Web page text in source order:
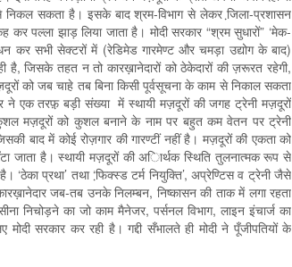
सकता है। इसके बाद श्रम-विभाग से लेकर जि़ला-प्रशासन
पल्ला झाड़ लिया जाता है। मोदी सरकार “श्रम सुधारों” ‘मेक-
कर सभी सेक्टरों में (रेडिमेड गारमेण्ट और चमड़ा उद्योग के बाद)
है, जिसके तहत न तो कारख़ानेदारों को ठेकेदारों की ज़रूरत रहेगी,
को जब चाहे तब बिना किसी पूर्वसूचना के काम से निकाल सकता
ने एक तरफ़़ बड़ी संख्या में स्थायी मज़दूरों की जगह ट्रेनी मज़दूरों
मज़दूरों को कुशल बनाने के नाम पर बहुत कम वेतन पर ट्रेनी
बाद में कोई रोज़गार की गारण्टीं नहीं है। मज़दूरों की एकता को
जाता है। स्थायी मज़दूरों की अाि‍र्थक स्थिति तुलनात्मक रूप से
‘ठेका प्रथा’ तथा ‘फि़क्स्ड टर्म नियुक्ति’, अप्रेण्टिस व ट्रेनी जैसे
जब-तब उनके निलम्बन, निष्कासन की ताक में लगा रहता
निचोड़ने का जो काम मैनेजर, पर्सनल विभाग, लाइन इंचार्ज का
सरकार कर रही है। गद्दी सँभालते ही मोदी ने पूँजीपतियों के